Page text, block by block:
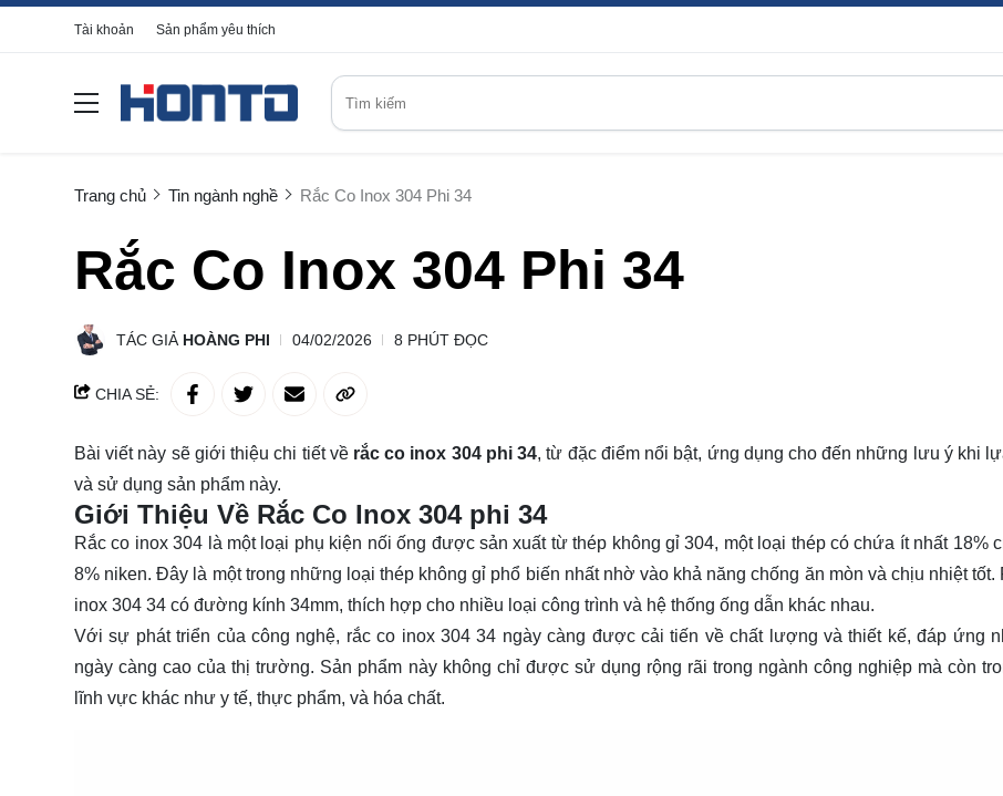
Tài khoản Sản phẩm yêu thích
Trang chủ Tin ngành nghề Rắc Co Inox 304 Phi 34
Rắc Co Inox 304 Phi 34
TÁC GIẢ HOÀNG PHI 04/02/2026 8 PHÚT ĐỌC
CHIA SẺ:
Bài viết này sẽ giới thiệu chi tiết về rắc co inox 304 phi 34, từ đặc điểm nổi bật, ứng dụng cho đến những lưu ýkhi
và sử dụng sản phẩm này.
Giới Thiệu Về Rắc Co Inox 304 phi 34
Rắc co inox 304 là một loại phụ kiện nối ống được sản xuất từ thép không gỉ 304, một loại thép có chứa ít nhất 18%
8% niken. Đây là một trong những loại thép không gỉ phổ biến nhất nhờ vào khả năng chống ăn mòn và chịu nhiệt tốt.
inox 304 34 có đường kính 34mm, thích hợp cho nhiều loại công trình và hệ thống ống dẫn khác nhau.
Với sự phát triển của công nghệ, rắc co inox 304 34 ngày càng được cải tiến về chất lượng và thiết kế, đáp ứng
ngày càng cao của thị trường. Sản phẩm này không chỉ được sử dụng rộng rãi trong ngành công nghiệp mà còn
lĩnh vực khác như y tế, thực phẩm, và hóa chất.